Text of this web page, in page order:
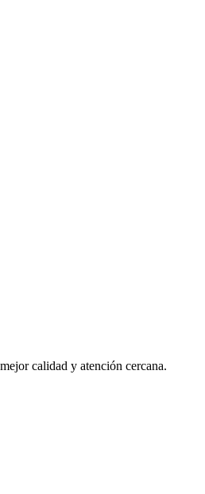
calidad y atención cercana.